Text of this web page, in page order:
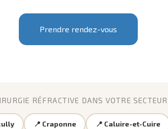
Prendre rendez-vous
RÉFRACTIVE DANS VOTRE SECTEUR
📍 Craponne 📍 Caluire-et-Cuire